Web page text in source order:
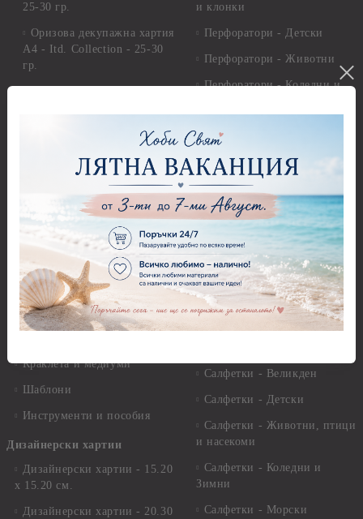
25-30 гр.
Оризова декупажна хартия
А4 - Itd. Collection - 25-30
гр.
Декупажна хартия - Други
Антични пасти
Грунд, Основи, Релефни
Варак, Шлак метал, Фолио,
Пантна
Лакове и защитни покрития
Краклета и медиуми
Шаблони
Инструменти и пособия
Дизайнерски хартии
Дизайнерски хартии - 15.20
х 15.20 см.
Дизайнерски хартии - 20.30
и клонки
Перфоратори - Детски
Перфоратори - Животни
Перфоратори - Коледни и
Рисуване
разтвори
Платна за рисуване
Стативи и поставки
Четки и инструменти
Моливи, акварелни
комплекти
Свещи
Салфетки - Великден
Салфетки - Детски
Салфетки - Животни, птици
и насекоми
Салфетки - Коледни и
Зимни
Салфетки - Морски